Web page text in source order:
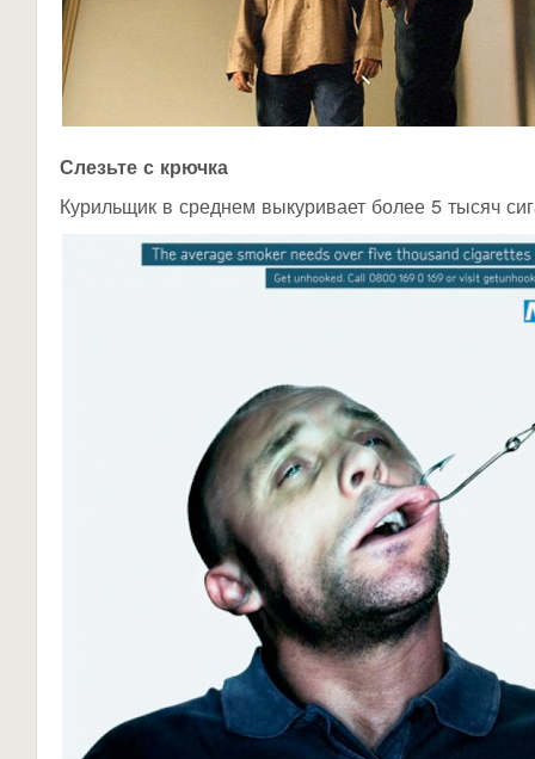
Слезьте с крючка
Курильщик в среднем выкуривает более 5 тысяч